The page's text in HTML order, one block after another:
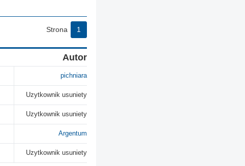
Strona 1
Autor
pichniara
Uzytkownik usuniety
Uzytkownik usuniety
Argentum
Uzytkownik usuniety